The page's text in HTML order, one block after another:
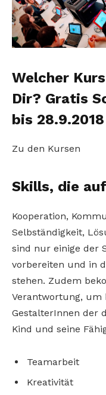
Welcher
Dir? Gratis
bis 28.9.2018
Zu den Kursen
Skills, die
Kooperation,
Selbständigkeit,
sind nur einige der
vorbereiten und in
stehen. Zudem
Verantwortung, um
GestalterInnen der
Kind und seine
Teamarbeit
Kreativität